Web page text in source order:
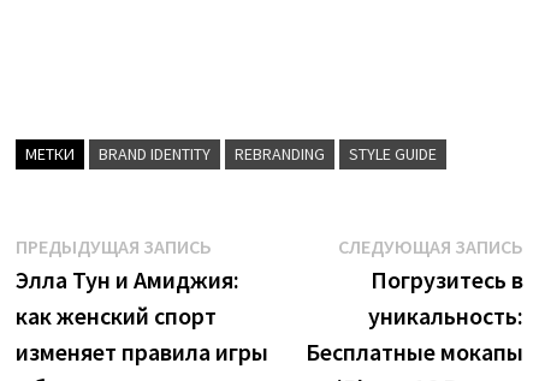
МЕТКИ BRAND IDENTITY REBRANDING STYLE GUIDE
Навигация
по
записям
ПРЕДЫДУЩАЯ ЗАПИСЬ
запись:
Элла Тун и Амиджия:
как женский спорт
изменяет правила игры
СЛЕДУЮЩАЯ ЗАПИСЬ
Погрузитесь в
уникальность:
Бесплатные мокапы